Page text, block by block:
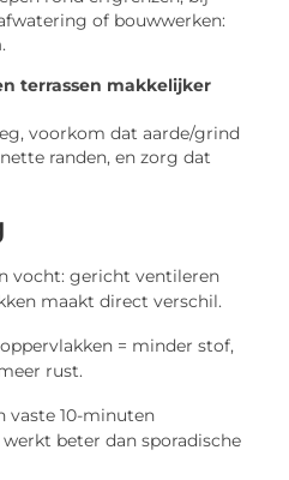
of bouwwerken:
.
terrassen makkelijker
voorkom dat aarde/grind
randen, en zorg dat
vocht: gericht ventileren
maakt direct verschil.
= minder stof,
rust.
vaste 10-minuten
beter dan sporadische